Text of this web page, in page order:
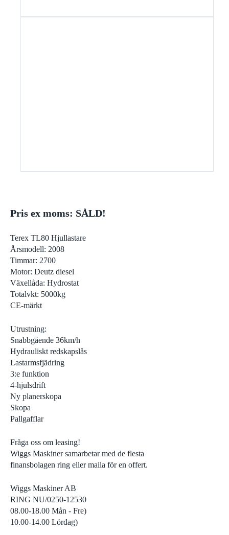
Pris ex moms: SÅLD!
Terex TL80 Hjullastare
Årsmodell: 2008
Timmar: 2700
Motor: Deutz diesel
Växellåda: Hydrostat
Totalvkt: 5000kg
CE-märkt
Utrustning:
Snabbgående 36km/h
Hydrauliskt redskapslås
Lastarmsfjädring
3:e funktion
4-hjulsdrift
Ny planerskopa
Skopa
Pallgafflar
Fråga oss om leasing!
Wiggs Maskiner samarbetar med de flesta
finansbolagen ring eller maila för en offert.
Wiggs Maskiner AB
RING NU/0250-12530
08.00-18.00 Mån - Fre)
10.00-14.00 Lördag)